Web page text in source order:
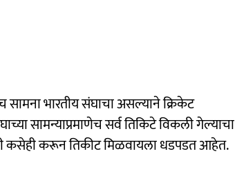
भारतीय संघाचा असल्याने क्रिकेट
सामन्याप्रमाणेच सर्व तिकिटे विकली गेल्याचा
करून तिकीट मिळवायला धडपडत आहेत.